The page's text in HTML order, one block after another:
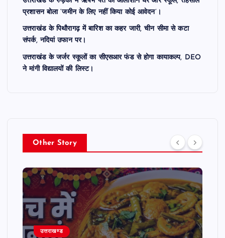
प्रशासन बोला ‘जमीन के लिए नहीं किया कोई आवेदन’।
उत्तराखंड के पिथौरागढ़ में बारिश का कहर जारी, चीन सीमा से कटा
संपर्क, नदियां उफान पर।
उत्तराखंड के जर्जर स्कूलों का सीएसआर फंड से होगा कायाकल्प, DEO
ने मांगी विद्यालयों की लिस्ट।
Other Story
उत्तराखण्ड